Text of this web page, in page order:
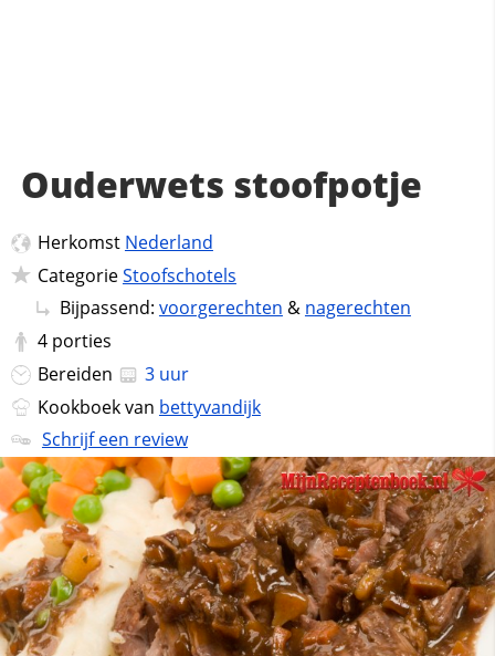
Ouderwets stoofpotje
Herkomst Nederland
CategorieStoofschotels
Bijpassend: voorgerechten & nagerechten
4 porties
Bereiden
3 uur
Kookboek van bettyvandijk
Schrijf een review